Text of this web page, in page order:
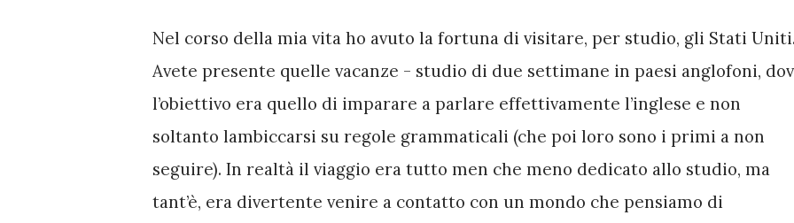
Nel corso della mia vita ho avuto la fortuna di visitare, per studio, gli Stati
Avete presente quelle vacanze - studio di due settimane in paesi anglofoni,
l’obiettivo era quello di imparare a parlare effettivamente l’inglese e non
soltanto lambiccarsi su regole grammaticali (che poi loro sono i primi a non
seguire). In realtà il viaggio era tutto men che meno dedicato allo studio, ma
tant’è, era divertente venire a contatto con un mondo che pensiamo di